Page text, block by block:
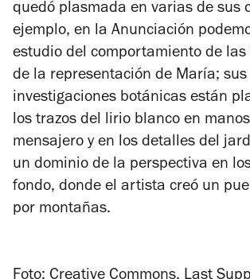
quedó plasmada en varias de sus
ejemplo, en la Anunciación
estudio del comportamiento de
de la representación de María; sus
investigaciones botánicas están
los trazos del lirio blanco en
mensajero y en los detalles del
un dominio de la perspectiva en
fondo, donde el artista creó un
por montañas.